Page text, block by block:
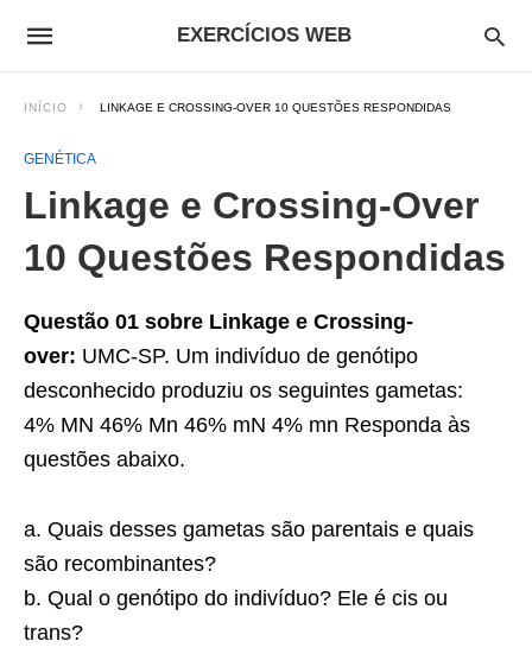
EXERCÍCIOS WEB
INÍCIO LINKAGE E CROSSING-OVER 10 QUESTÕES RESPONDIDAS
GENÉTICA
Linkage e Crossing-Over
10 Questões Respondidas
Questão 01 sobre Linkage e Crossing-
over: UMC-SP. Um indivíduo de genótipo
desconhecido pro­duziu os seguintes gametas:
4% MN 46% Mn 46% mN 4% mn Responda às
questões abaixo.
a. Quais desses gametas são parentais e quais
são recombinantes?
b. Qual o genótipo do indivíduo? Ele é cis ou
trans?